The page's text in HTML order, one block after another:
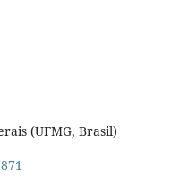
(UFMG, Brasil)